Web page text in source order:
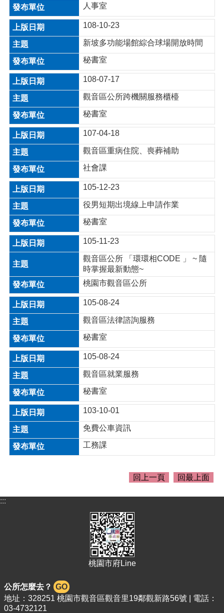
告
活
便
民
資
訊
機
關
通
訊
錄
相
關
資
回
首
頁
網
站
覽
信
箱
常
見
問
答
桃
市
政
府
i
政
府
人事室
108-10-23
新坡多功能場館綜合球場開放時間
秘書室
108-07-17
觀音區公所跨機關服務櫃檯
秘書室
107-04-18
觀音區重病住院、喪葬補助
社會課
105-12-23
役男短期出境線上申請作業
秘書室
105-11-23
觀音區公所 「環環相CODE 」 ~ 隨
時掌握最新動態~
桃園市觀音區公所
105-08-24
觀音區法律諮詢服務
秘書室
105-08-24
觀音區就業服務
秘書室
103-10-01
免費公車資訊
工務課
回上一頁 回最上面
:::
桃園市府Line
公所怎麼去？ GO
地址：328251 桃園市觀音區觀音里19鄰觀新路56號 | 電話：
03-4732121